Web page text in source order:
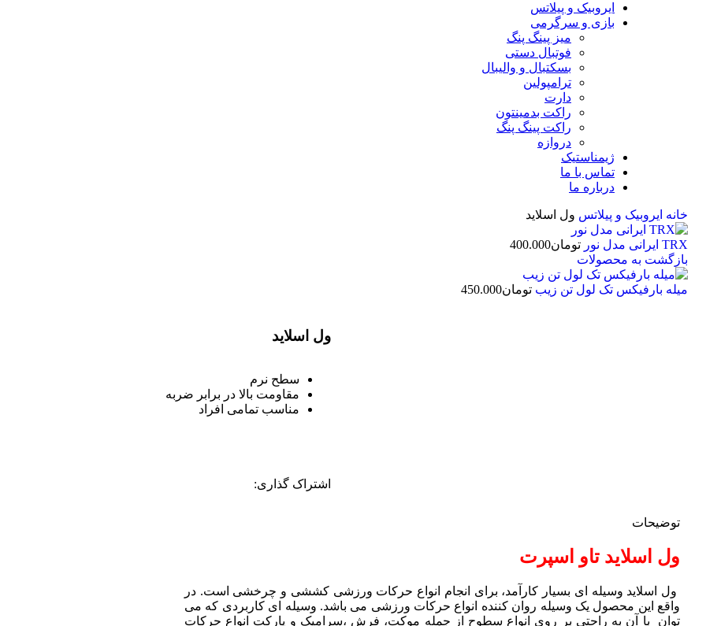
ایروبیک و پیلاتس
بازی و سرگرمی
میز پینگ پنگ
فوتبال دستی
بسکتبال و والیبال
ترامپولین
دارت
راکت بدمینتون
راکت پینگ پنگ
دروازه
ژیمناستیک
تماس با ما
درباره ما
خانه ایروبیک و پیلاتس ول اسلاید
TRX ایرانی مدل نور تومان400.000
بازگشت به محصولات
میله بارفیکس تک لول تن زیب تومان450.000
ول اسلاید
سطح نرم
مقاومت بالا در برابر ضربه
مناسب تمامی افراد
اشتراک گذاری:
توضیحات
ول اسلاید تاو اسپرت
ول اسلاید وسیله ای بسیار کارآمد، برای انجام انواع حرکات ورزشی کششی و چرخشی است. در
واقع این محصول یک وسیله روان کننده انواع حرکات ورزشی می باشد. وسیله ای کاربردی که می
توان با آن به راحتی بر روی انواع سطوح از جمله موکت، فرش ،سرامیک و پارکت انواع حرکات